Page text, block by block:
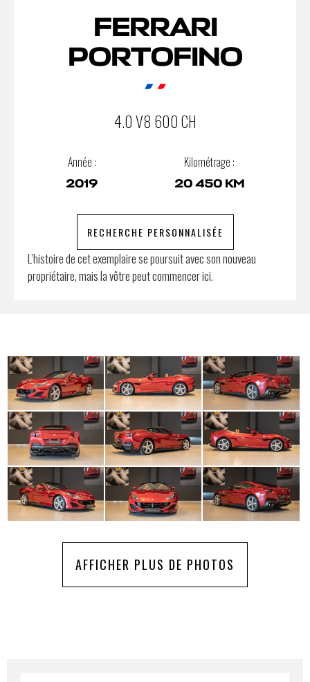
FERRARI
PORTOFINO
4.0 V8 600 CH
Année :
2019
Kilométrage :
20 450 KM
RECHERCHE PERSONNALISÉE
L’histoire de cet exemplaire se poursuit avec son nouveau
propriétaire, mais la vôtre peut commencer ici.
AFFICHER PLUS DE PHOTOS